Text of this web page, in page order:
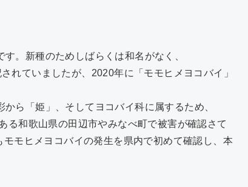
。新種のためしばらくは和名がなく、
れていましたが、2020年に「モモヒメヨコバイ」
ら「姫」、そしてヨコバイ科に属するため、
る和歌山県の田辺市やみなべ町で被害が確認さて
モヒメヨコバイの発生を県内で初めて確認し、本